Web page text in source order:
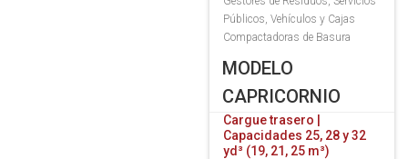
Públicos ,Vehículos y Cajas
Compactadoras de Basura
MODELO
CAPRICORNIO
Cargue trasero |
Capacidades 25, 28 y 32
yd³ (19, 21, 25 m³)